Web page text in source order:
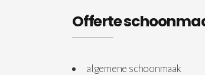
Offerte
algemene schoonmaak